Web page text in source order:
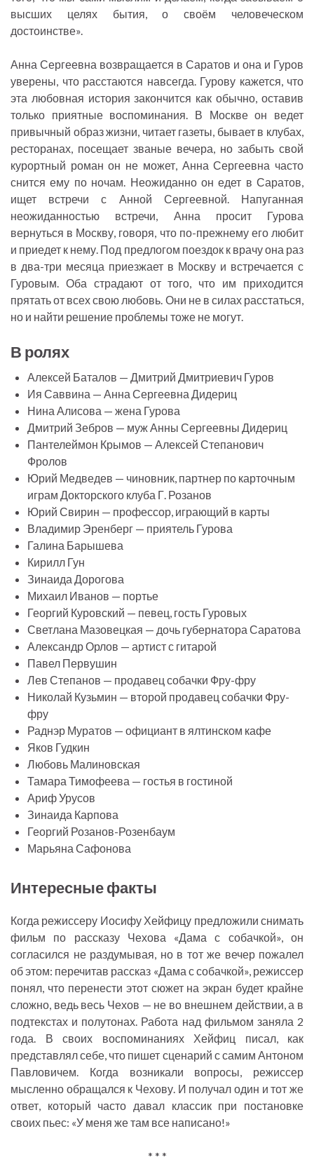
высших целях бытия, о своём человеческом
достоинстве».
Анна Сергеевна возвращается в Саратов и она и Гуров
уверены, что расстаются навсегда. Гурову кажется, что
эта любовная история закончится как обычно, оставив
только приятные воспоминания. В Москве он ведет
привычный образ жизни, читает газеты, бывает в клубах,
ресторанах, посещает званые вечера, но забыть свой
курортный роман он не может, Анна Сергеевна часто
снится ему по ночам. Неожиданно он едет в Саратов,
ищет встречи с Анной Сергеевной. Напуганная
неожиданностью встречи, Анна просит Гурова
вернуться в Москву, говоря, что по-прежнему его любит
и приедет к нему. Под предлогом поездок к врачу она раз
в два-три месяца приезжает в Москву и встречается с
Гуровым. Оба страдают от того, что им приходится
прятать от всех свою любовь. Они не в силах расстаться,
но и найти решение проблемы тоже не могут.
В ролях
Алексей Баталов — Дмитрий Дмитриевич Гуров
Ия Саввина — Анна Сергеевна Дидериц
Нина Алисова — жена Гурова
Дмитрий Зебров — муж Анны Сергеевны Дидериц
Пантелеймон Крымов — Алексей Степанович
Фролов
Юрий Медведев — чиновник, партнер по карточным
играм Докторского клуба Г. Розанов
Юрий Свирин — профессор, играющий в карты
Владимир Эренберг — приятель Гурова
Галина Барышева
Кирилл Гун
Зинаида Дорогова
Михаил Иванов — портье
Георгий Куровский — певец, гость Гуровых
Светлана Мазовецкая — дочь губернатора Саратова
Александр Орлов — артист с гитарой
Павел Первушин
Лев Степанов — продавец собачки Фру-фру
Николай Кузьмин — второй продавец собачки Фру-
фру
Раднэр Муратов — официант в ялтинском кафе
Яков Гудкин
Любовь Малиновская
Тамара Тимофеева — гостья в гостиной
Ариф Урусов
Зинаида Карпова
Георгий Розанов-Розенбаум
Марьяна Сафонова
Интересные факты
Когда режиссеру Иосифу Хейфицу предложили снимать
фильм по рассказу Чехова «Дама с собачкой», он
согласился не раздумывая, но в тот же вечер пожалел
об этом: перечитав рассказ «Дама с собачкой», режиссер
понял, что перенести этот сюжет на экран будет крайне
сложно, ведь весь Чехов — не во внешнем действии, а в
подтекстах и полутонах. Работа над фильмом заняла 2
года. В своих воспоминаниях Хейфиц писал, как
представлял себе, что пишет сценарий с самим Антоном
Павловичем. Когда возникали вопросы, режиссер
мысленно обращался к Чехову. И получал один и тот же
ответ, который часто давал классик при постановке
своих пьес: «У меня же там все написано!»
* * *